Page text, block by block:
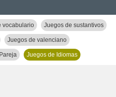
vocabulario Juegos de sustantivos
Juegos de valenciano
Juegos de Idiomas